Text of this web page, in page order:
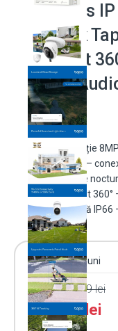
wireless
TP-Link
Pan/Tilt
Color,
Rezoluție
Wi-Fi 6 –
Viziune
Pan/Tilt 360°
Carcasă IP66
Garanție 24 luni
PRP:398.99lei
289.99 lei